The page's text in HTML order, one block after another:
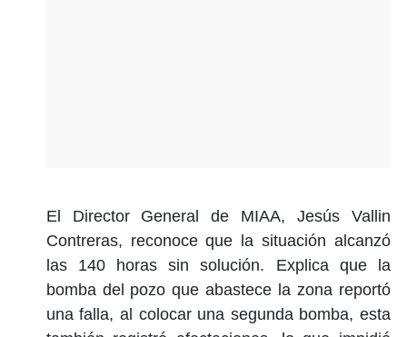
El Director General de MIAA, Jesús Vallin
Contreras, reconoce que la situación alcanzó
las 140 horas sin solución. Explica que la
bomba del pozo que abastece la zona reportó
una falla, al colocar una segunda bomba, esta